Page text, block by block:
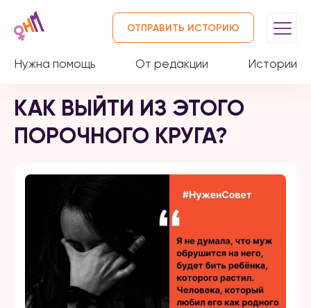
Нужна помощь От редакции Истории
ОТПРАВИТЬ ИСТОРИЮ
КАК ВЫЙТИ ИЗ ЭТОГО
ПОРОЧНОГО КРУГА?